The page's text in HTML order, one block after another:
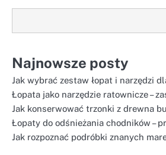
Najnowsze posty
Jak wybrać zestaw łopat i narzędzi
Łopata jako narzędzie ratownicze –
Jak konserwować trzonki z drewna
Łopaty do odśnieżania chodników –
Jak rozpoznać podróbki znanych